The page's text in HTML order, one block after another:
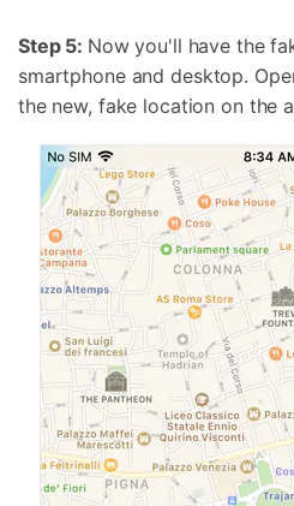
Step 5: Now you'll have the
smartphone and desktop.
the new, fake location on the
+50M usuarios y +17
Desbloquea, repara y
Recupera y transfiere
Tecnología IA: sin
Abrir App